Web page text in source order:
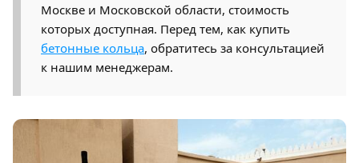
Москве и Московской области, стоимость
которых доступная. Перед тем, как купить
бетонные кольца, обратитесь за консультацией
к нашим менеджерам.